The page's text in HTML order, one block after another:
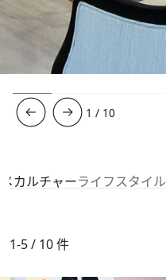
1 / 10
カルチャーライフスタイル
1-5 / 10件